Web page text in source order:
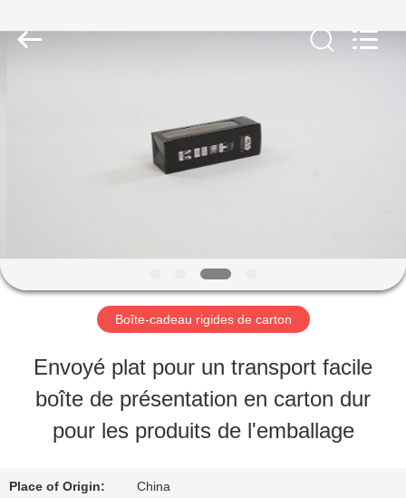
AU
DE
NOUS
VISITE
Maidun
Boîte-cadeau rigides de carton
Envoyé plat pour un transport facile
boîte de présentation en carton dur
pour les produits de l'emballage
Place of Origin: China